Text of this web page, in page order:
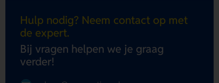
Hulp nodig? Neem contact op met
de expert.
Bij vragen helpen we je graag
verder!